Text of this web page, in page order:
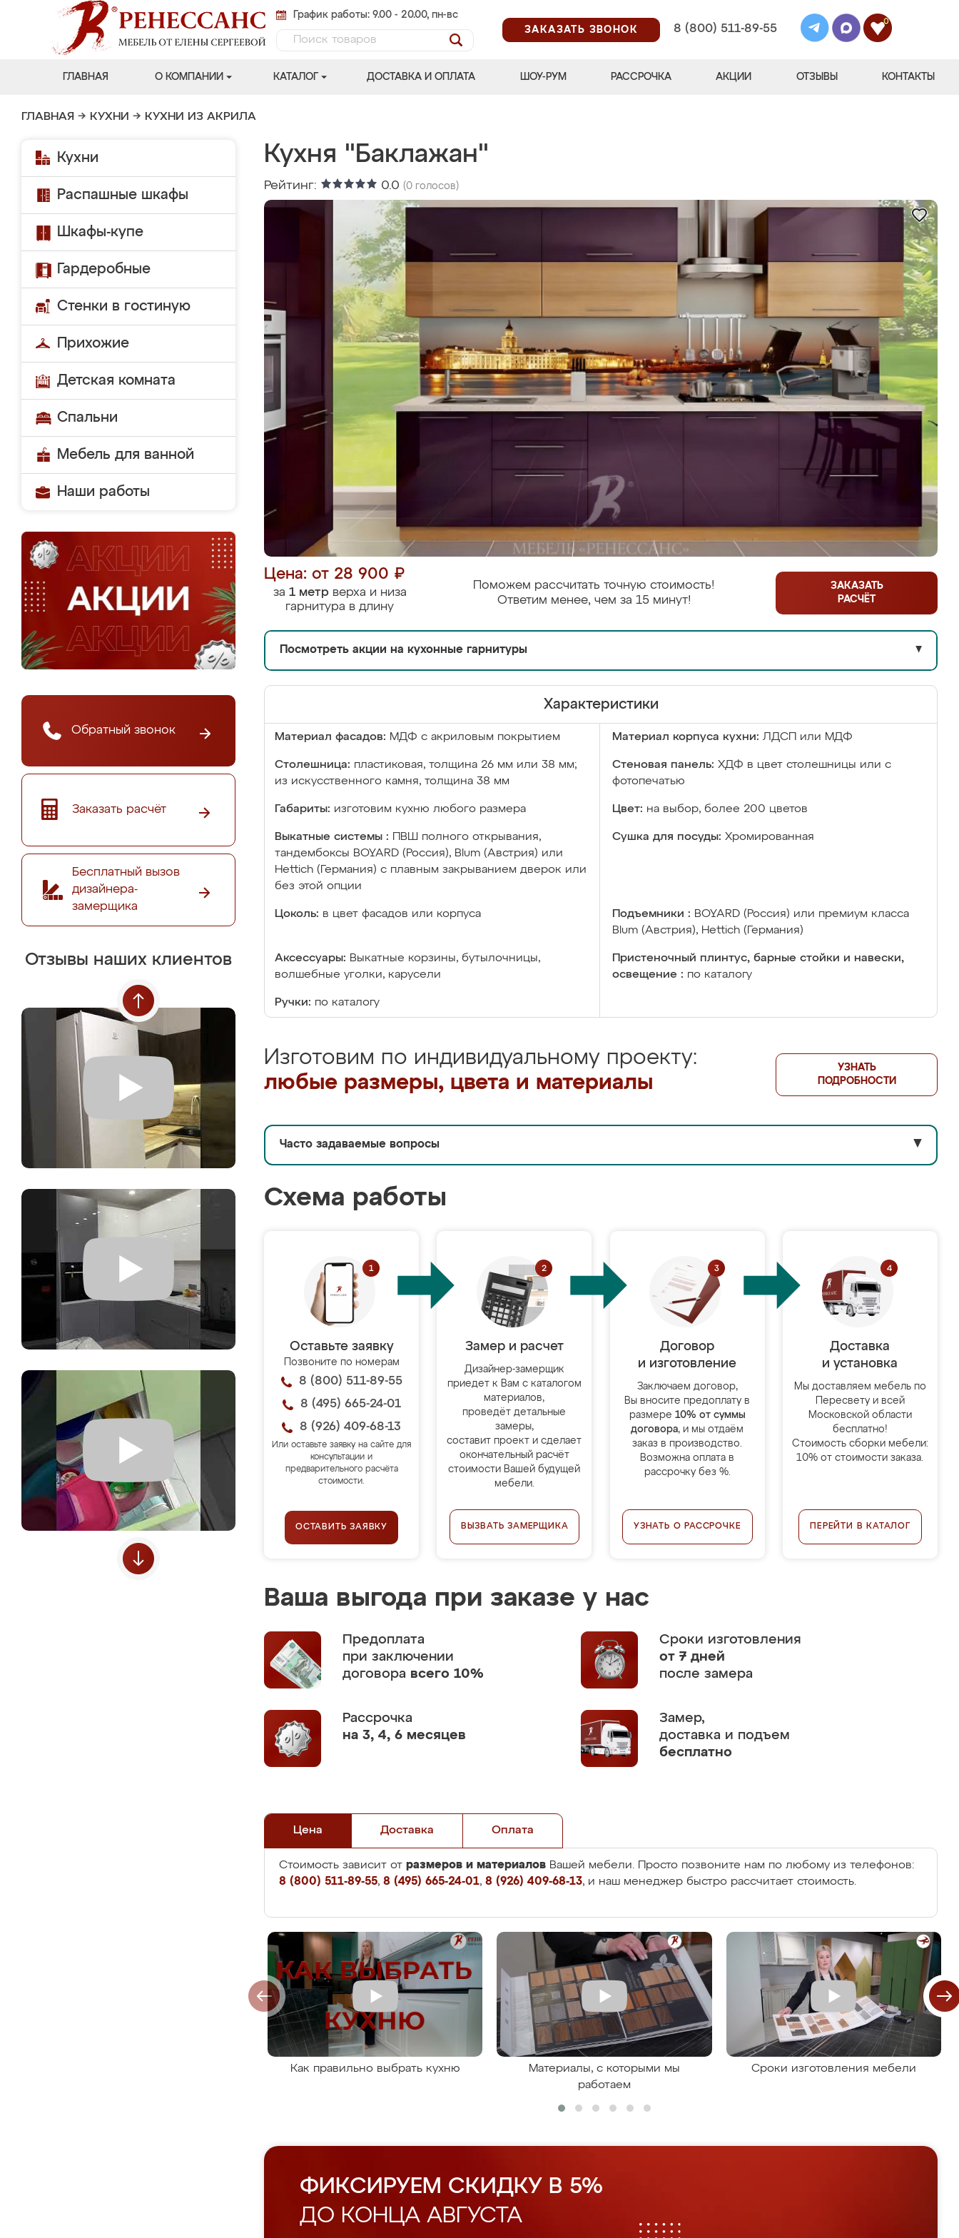
График работы: 9.00 - 20.00, пн-вс
ЗАКАЗАТЬ ЗВОНОК
8 (800) 511-89-55
0
ГЛАВНАЯ О КОМПАНИИ КАТАЛОГ ДОСТАВКА И ОПЛАТА ШОУ-РУМ РАССРОЧКА АКЦИИ ОТЗЫВЫ КОНТАКТЫ
ГЛАВНАЯ → КУХНИ → КУХНИ ИЗ АКРИЛА
Кухни
Распашные шкафы
Шкафы-купе
Гардеробные
Стенки в гостиную
Прихожие
Детская комната
Спальни
Мебель для ванной
Наши работы
Обратный звонок
Заказать расчёт
Бесплатный вызов
дизайнера-
замерщика
Отзывы наших клиентов
Кухня "Баклажан"
Рейтинг: 0.0 (0 голосов)
Цена: от 28 900 ₽
за 1 метрверха и низа
гарнитура в длину
Поможем рассчитать точную стоимость!
Ответим менее, чем за 15 минут!
ЗАКАЗАТЬ
РАСЧЁТ
Посмотреть акции на кухонные гарнитуры ▼
Характеристики
Материал фасадов: МДФ с акриловым покрытием Материал корпуса кухни: ЛДСП или МДФ
Столешница: пластиковая, толщина 26 мм или 38 мм;
из искусственного камня, толщина 38 мм
Стеновая панель: ХДФ в цвет столешницы или с
фотопечатью
Габариты: изготовим кухню любого размера Цвет: на выбор, более 200 цветов
Выкатные системы :
ПВШ полного открывания,
тандембоксы BOYARD (Россия), Blum (Австрия) или
Hettich (Германия) с плавным закрыванием дверок или
без этой опции
Сушка для посуды: Хромированная
Цоколь: в цвет фасадов или корпуса Подъемники : BOYARD (Россия) или премиум класса
Blum (Австрия), Hettich (Германия)
Аксессуары: Выкатные корзины, бутылочницы,
волшебные уголки, карусели
Пристеночный плинтус, барные стойки и навески,
освещение : по каталогу
Ручки: по каталогу
Изготовим по индивидуальному проекту:
любые размеры, цвета и материалы
УЗНАТЬ
ПОДРОБНОСТИ
Часто задаваемые вопросы ▼
Схема работы
Оставьте заявку
Позвоните по номерам
8 (800) 511-89-55
8 (495) 665-24-01
8 (926) 409-68-13
Или оставьте заявку на сайте для
консультации и
предварительного расчёта
стоимости.
ОСТАВИТЬ ЗАЯВКУ
Замер и расчет
Дизайнер-замерщик
приедет к Вам с каталогом
материалов,
проведёт детальные
замеры,
составит проект и сделает
окончательный расчёт
стоимости Вашей будущей
мебели.
ВЫЗВАТЬ ЗАМЕРЩИКА
Договор
и изготовление
Заключаем договор,
Вы вносите предоплату в
размере 10% от суммы
договора, и мы отдаём
заказ в производство.
Возможна оплата в
рассрочку без %.
УЗНАТЬ О РАССРОЧКЕ
Доставка
и установка
Мы доставляем мебель по
Пересвету и всей
Московской области
бесплатно!
Стоимость сборки мебели:
10% от стоимости заказа.
ПЕРЕЙТИ В КАТАЛОГ
Ваша выгода при заказе у нас
Предоплата
при заключении
договора всего 10%
Сроки изготовления
от 7 дней
после замера
Рассрочка
на 3, 4, 6 месяцев
Замер,
доставка и подъем
бесплатно
Цена Доставка Оплата
Стоимость зависит от размеров и материалов Вашей мебели. Просто позвоните нам по любому из телефонов:
8 (800) 511-89-55, 8 (495) 665-24-01, 8 (926) 409-68-13, и наш менеджер быстро рассчитает стоимость.
Как правильно выбрать кухню
Материалы, с которыми мы
работаем
Сроки изготовления мебели
ФИКСИРУЕМ СКИДКУ В 5%
ДО КОНЦА АВГУСТА